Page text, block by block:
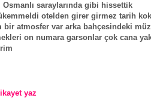
Osmanlı saraylarında gibi hissettik
otelden girer girmez tarih
bir atmosfer var arka bahçesindeki
on numara garsonlar çok cana
yaz